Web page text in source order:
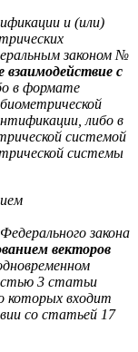
и (или)
законом №
взаимодействие с
в формате
либо в
системой
системы
закона
векторов
3 статьи
которых входит
со статьей 17